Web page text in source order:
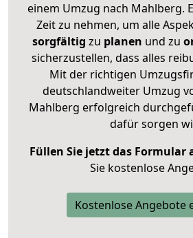
einem Umzug nach Mahlberg.
Zeit zu nehmen, um alle
sorgfältig zu planen und zu
sicherzustellen, dass alles
Mit der richtigen
deutschlandweiter Umzug
Mahlberg erfolgreich
dafür sorgen
Füllen Sie jetzt das Formular
Sie kostenlose
Kostenlose Angebote